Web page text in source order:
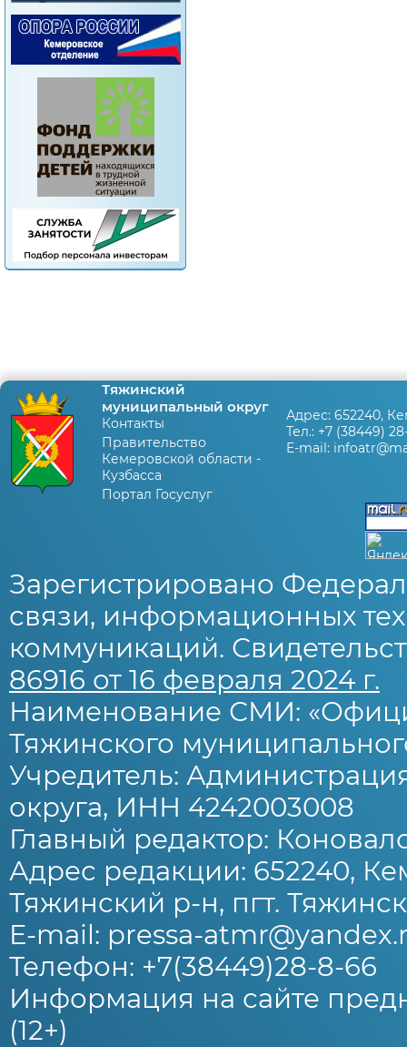
Тяжинский
муниципальный округ
Контакты
Правительство
Кемеровской области -
Кузбасса
Портал Госуслуг
Адрес: 652240,
Тел.: +7 (38449)
E-mail:
Зарегистрировано
связи, информационных
коммуникаций.
86916 от 16 февраля 2024 г.
Наименование СМИ:
Тяжинского
Учредитель:
округа, ИНН 4242003008
Главный редактор:
Адрес редакции: 652240,
Тяжинский р-н, пгт.
E-mail: pressa-
Телефон: +7(38449)28-8-66
Информация на сайте
(12+)